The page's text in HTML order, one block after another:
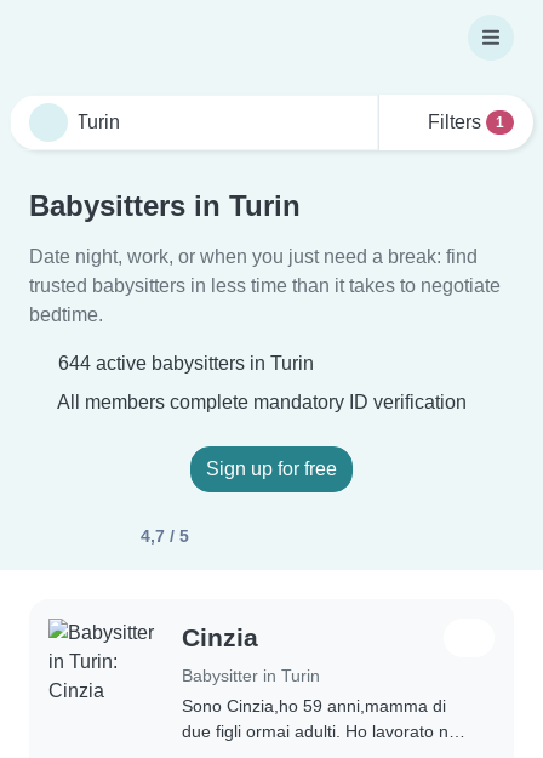
Filters 1
Babysitters in Turin
Date night, work, or when you just need a break: find
trusted babysitters in less time than it takes to negotiate
bedtime.
644 active babysitters in Turin
All members complete mandatory ID verification
Sign up for free
4,7 / 5
Cinzia
Babysitter in Turin
Sono Cinzia,ho 59 anni,mamma di
due figli ormai adulti. Ho lavorato nel